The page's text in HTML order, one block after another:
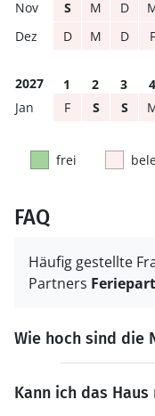
S M D
D
M D F
2027 1 2 3 4
F
S S
frei
FAQ
Häufig gestellte
Partners
Wie hoch sind die
Kann ich das Haus